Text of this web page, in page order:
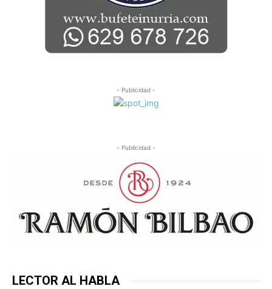
- Publicidad -
- Publicidad -
LECTOR AL HABLA